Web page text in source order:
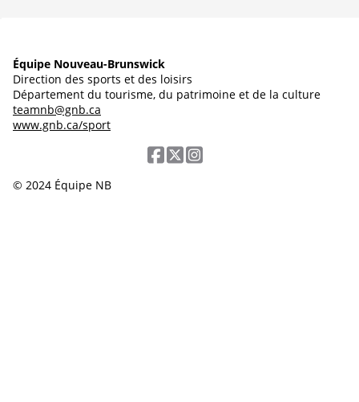
Équipe Nouveau-Brunswick
Direction des sports et des loisirs
Département du tourisme, du patrimoine et de la culture
teamnb@gnb.ca
www.gnb.ca/sport
© 2024 Équipe NB